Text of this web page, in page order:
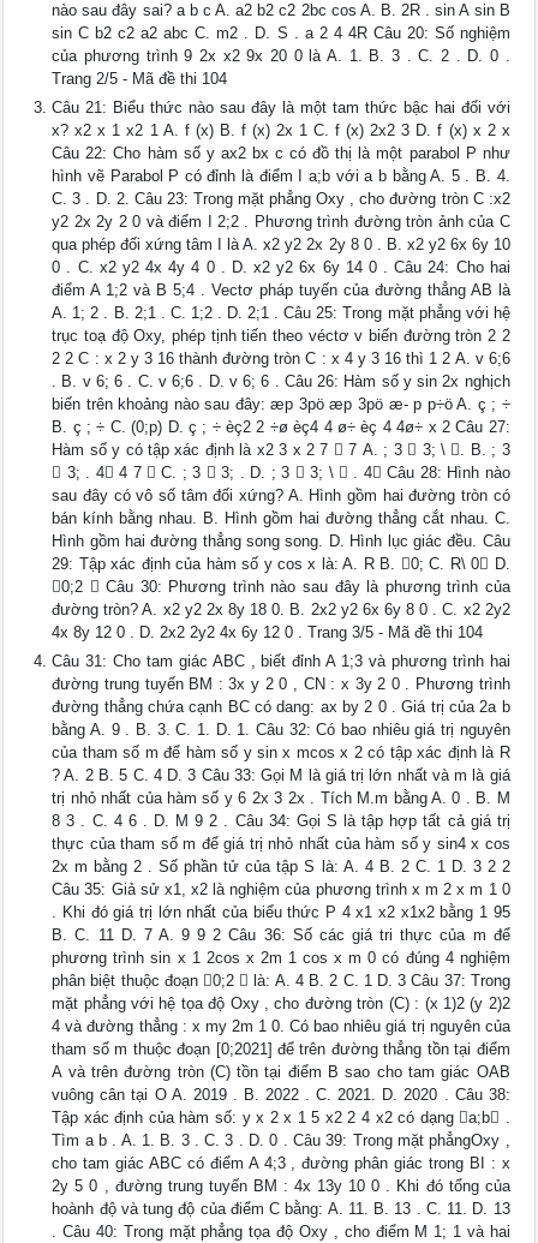
nào sau đây sai? a b c A. a2 b2 c2 2bc cos A. B. 2R . sin A sin B
sin C b2 c2 a2 abc C. m2 . D. S . a 2 4 4R Câu 20: Số nghiệm
của phương trình 9 2x x2 9x 20 0 là A. 1. B. 3 . C. 2 . D. 0 .
Trang 2/5 - Mã đề thi 104
Câu 21: Biểu thức nào sau đây là một tam thức bậc hai đối với
x? x2 x 1 x2 1 A. f (x) B. f (x) 2x 1 C. f (x) 2x2 3 D. f (x) x 2 x
Câu 22: Cho hàm số y ax2 bx c có đồ thị là một parabol P như
hình vẽ Parabol P có đỉnh là điểm I a;b với a b bằng A. 5 . B. 4.
C. 3 . D. 2. Câu 23: Trong mặt phẳng Oxy , cho đường tròn C :x2
y2 2x 2y 2 0 và điểm I 2;2 . Phương trình đường tròn ảnh của C
qua phép đối xứng tâm I là A. x2 y2 2x 2y 8 0 . B. x2 y2 6x 6y 10
0 . C. x2 y2 4x 4y 4 0 . D. x2 y2 6x 6y 14 0 . Câu 24: Cho hai
điểm A 1;2 và B 5;4 . Vectơ pháp tuyến của đường thẳng AB là
A. 1; 2 . B. 2;1 . C. 1;2 . D. 2;1 . Câu 25: Trong mặt phẳng với hệ
trục toạ độ Oxy, phép tịnh tiến theo véctơ v biến đường tròn 2 2
2 2 C : x 2 y 3 16 thành đường tròn C : x 4 y 3 16 thì 1 2 A. v 6;6
. B. v 6; 6 . C. v 6;6 . D. v 6; 6 . Câu 26: Hàm số y sin 2x nghịch
biến trên khoảng nào sau đây: æp 3pö æp 3pö æ- p p÷ö A. ç ; ÷
B. ç ; ÷ C. (0;p) D. ç ; ÷ èç2 2 ÷ø èç4 4 ø÷ èç 4 4ø÷ x 2 Câu 27:
Hàm số y có tập xác định là x2 3 x 2 7  7 A. ; 3  3; \ . B. ; 3
 3; . 4 4 7  C. ; 3  3; . D. ; 3  3; \  . 4 Câu 28: Hình nào
sau đây có vô số tâm đối xứng? A. Hình gồm hai đường tròn có
bán kính bằng nhau. B. Hình gồm hai đường thẳng cắt nhau. C.
Hình gồm hai đường thẳng song song. D. Hình lục giác đều. Câu
29: Tập xác định của hàm số y cos x là: A. R B. 0; C. R\ 0 D.
0;2  Câu 30: Phương trình nào sau đây là phương trình của
đường tròn? A. x2 y2 2x 8y 18 0. B. 2x2 y2 6x 6y 8 0 . C. x2 2y2
4x 8y 12 0 . D. 2x2 2y2 4x 6y 12 0 . Trang 3/5 - Mã đề thi 104
Câu 31: Cho tam giác ABC , biết đỉnh A 1;3 và phương trình hai
đường trung tuyến BM : 3x y 2 0 , CN : x 3y 2 0 . Phương trình
đường thẳng chứa cạnh BC có dang: ax by 2 0 . Giá trị của 2a b
bằng A. 9 . B. 3. C. 1. D. 1. Câu 32: Có bao nhiêu giá trị nguyên
của tham số m để hàm số y sin x mcos x 2 có tập xác định là R
? A. 2 B. 5 C. 4 D. 3 Câu 33: Gọi M là giá trị lớn nhất và m là giá
trị nhỏ nhất của hàm số y 6 2x 3 2x . Tích M.m bằng A. 0 . B. M
8 3 . C. 4 6 . D. M 9 2 . Câu 34: Gọi S là tập hợp tất cả giá trị
thực của tham số m để giá trị nhỏ nhất của hàm số y sin4 x cos
2x m bằng 2 . Số phần tử của tập S là: A. 4 B. 2 C. 1 D. 3 2 2
Câu 35: Giả sử x1, x2 là nghiệm của phương trình x m 2 x m 1 0
. Khi đó giá trị lớn nhất của biểu thức P 4 x1 x2 x1x2 bằng 1 95
B. C. 11 D. 7 A. 9 9 2 Câu 36: Số các giá tri thực của m để
phương trình sin x 1 2cos x 2m 1 cos x m 0 có đúng 4 nghiệm
phân biệt thuộc đoạn 0;2  là: A. 4 B. 2 C. 1 D. 3 Câu 37: Trong
mặt phẳng với hệ tọa độ Oxy , cho đường tròn (C) : (x 1)2 (y 2)2
4 và đường thẳng : x my 2m 1 0. Có bao nhiêu giá trị nguyên của
tham số m thuộc đoạn [0;2021] để trên đường thẳng tồn tại điểm
A và trên đường tròn (C) tồn tại điểm B sao cho tam giác OAB
vuông cân tại O A. 2019 . B. 2022 . C. 2021. D. 2020 . Câu 38:
Tập xác định của hàm số: y x 2 x 1 5 x2 2 4 x2 có dạng a;b .
Tìm a b . A. 1. B. 3 . C. 3 . D. 0 . Câu 39: Trong mặt phẳngOxy ,
cho tam giác ABC có điểm A 4;3 , đường phân giác trong BI : x
2y 5 0 , đường trung tuyến BM : 4x 13y 10 0 . Khi đó tổng của
hoành độ và tung độ của điểm C bằng: A. 11. B. 13 . C. 11. D. 13
. Câu 40: Trong mặt phẳng tọa độ Oxy , cho điểm M 1; 1 và hai